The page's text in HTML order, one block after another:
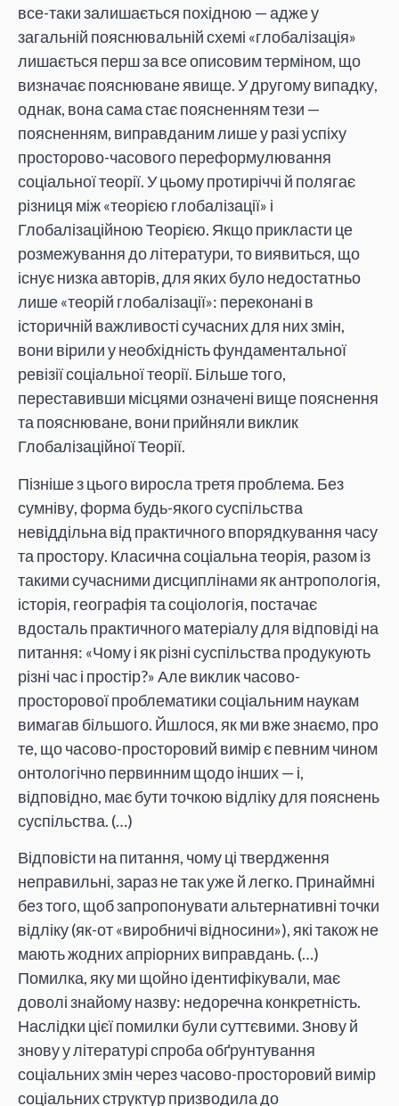
все-таки залишається похідною — адже у
загальній пояснювальній схемі «глобалізація»
лишається перш за все описовим терміном, що
визначає пояснюване явище. У другому випадку,
однак, вона сама стає поясненням тези —
поясненням, виправданим лише у разі успіху
просторово-часового переформулювання
соціальної теорії. У цьому протиріччі й полягає
різниця між «теорією глобалізації» і
Глобалізаційною Теорією. Якщо прикласти це
розмежування до літератури, то виявиться, що
існує низка авторів, для яких було недостатньо
лише «теорій глобалізації»: переконані в
історичній важливості сучасних для них змін,
вони вірили у необхідність фундаментальної
ревізії соціальної теорії. Більше того,
переставивши місцями означені вище пояснення
та пояснюване, вони прийняли виклик
Глобалізаційної Теорії.
Пізніше з цього виросла третя проблема. Без
сумніву, форма будь-якого суспільства
невіддільна від практичного впорядкування часу
та простору. Класична соціальна теорія, разом із
такими сучасними дисциплінами як антропологія,
історія, географія та соціологія, постачає
вдосталь практичного матеріалу для відповіді на
питання: «Чому і як різні суспільства продукують
різні час і простір?» Але виклик часово-
просторової проблематики соціальним наукам
вимагав більшого. Йшлося, як ми вже знаємо, про
те, що часово-просторовий вимір є певним чином
онтологічно первинним щодо інших — і,
відповідно, має бути точкою відліку для пояснень
суспільства. (…)
Відповісти на питання, чому ці твердження
неправильні, зараз не так уже й легко. Принаймні
без того, щоб запропонувати альтернативні точки
відліку (як-от «виробничі відносини»), які також не
мають жодних апріорних виправдань. (…)
Помилка, яку ми щойно ідентифікували, має
доволі знайому назву: недоречна конкретність.
Наслідки цієї помилки були суттєвими. Знову й
знову у літературі спроба обґрунтування
соціальних змін через часово-просторовий вимір
соціальних структур призводила до